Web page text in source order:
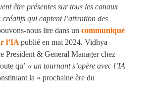
être présentes sur tous les canaux
créatifs qui captent l’attention des
nous lire dans un communiqué
l’IA publié en mai 2024. Vidhya
President & General Manager chez
qu’ « un tournant s’opère avec l’IA
la « prochaine ère du